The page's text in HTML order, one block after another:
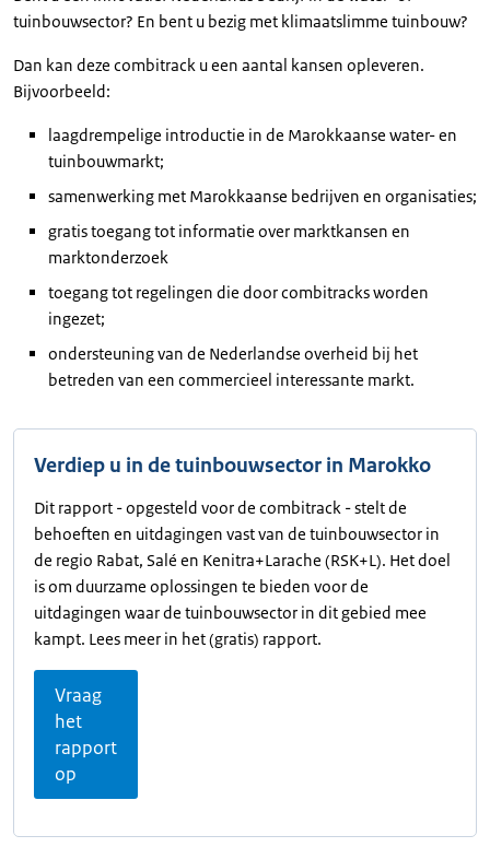
tuinbouwsector? En bent u bezig met klimaatslimme tuinbouw?
Dan kan deze combitrack u een aantal kansen opleveren.
Bijvoorbeeld:
laagdrempelige introductie in de Marokkaanse water- en
tuinbouwmarkt;
samenwerking met Marokkaanse bedrijven en organisaties;
gratis toegang tot informatie over marktkansen en
marktonderzoek
toegang tot regelingen die door combitracks worden
ingezet;
ondersteuning van de Nederlandse overheid bij het
betreden van een commercieel interessante markt.
Verdiep u in de tuinbouwsector in Marokko
Dit rapport - opgesteld voor de combitrack - stelt de
behoeften en uitdagingen vast van de tuinbouwsector in
de regio Rabat, Salé en Kenitra+Larache (RSK+L). Het doel
is om duurzame oplossingen te bieden voor de
uitdagingen waar de tuinbouwsector in dit gebied mee
kampt. Lees meer in het (gratis) rapport.
Vraag
het
rapport
op